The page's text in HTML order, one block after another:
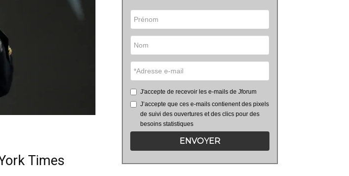
Times
J'accepte de recevoir les e-mails de Jforum
J’accepte que ces e-mails contienent des pixels
de suivi des ouvertures et des clics pour des
besoins statistiques
ENVOYER